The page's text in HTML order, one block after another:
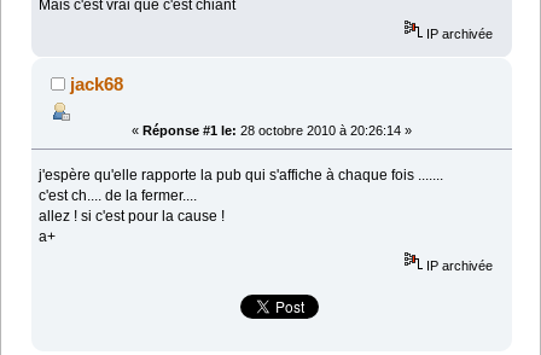
Mais c'est vrai que c'est chiant
IP archivée
jack68
« Réponse #1 le: 28 octobre 2010 à 20:26:14 »
j'espère qu'elle rapporte la pub qui s'affiche à chaque fois .......
c'est ch.... de la fermer....
allez ! si c'est pour la cause !
a+
IP archivée